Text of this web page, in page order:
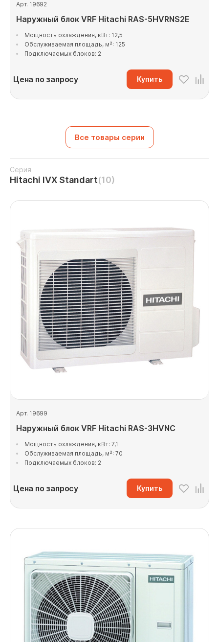
Арт. 19692
Наружный блок VRF Hitachi RAS-5HVRNS2E
Мощность охлаждения, кВт: 12,5
Обслуживаемая площадь, м²: 125
Подключаемых блоков: 2
Цена по запросу Купить
Все товары серии
Серия
Hitachi IVX Standart(10)
Арт. 19699
Наружный блок VRF Hitachi RAS-3HVNC
Мощность охлаждения, кВт: 7,1
Обслуживаемая площадь, м²: 70
Подключаемых блоков: 2
Цена по запросу Купить